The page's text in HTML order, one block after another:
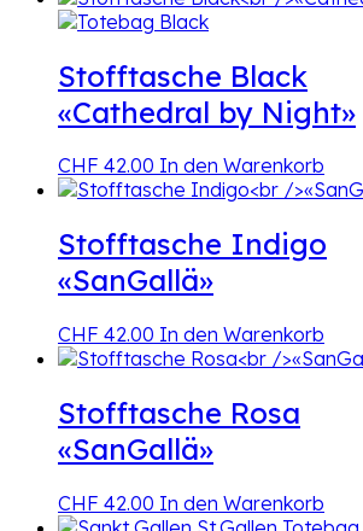
Stofftasche Black
«Cathedral by Night»
CHF 42.00 In den Warenkorb
Stofftasche Indigo
«SanGallä»
CHF 42.00 In den Warenkorb
Stofftasche Rosa
«SanGallä»
CHF 42.00 In den Warenkorb